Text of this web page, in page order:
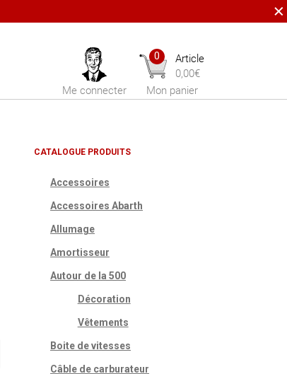
Me connecter
0
Article
0,00€
Mon panier
CATALOGUE PRODUITS
Accessoires
Accessoires Abarth
Allumage
Amortisseur
Autour de la 500
Décoration
Vêtements
Boite de vitesses
Câble de carburateur